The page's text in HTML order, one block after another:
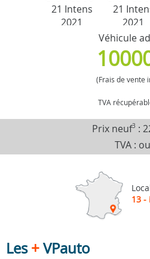
Véhicule
(Frais de vente
TVA
Prix neuf3 :
TVA :
13 -
Les+VPauto